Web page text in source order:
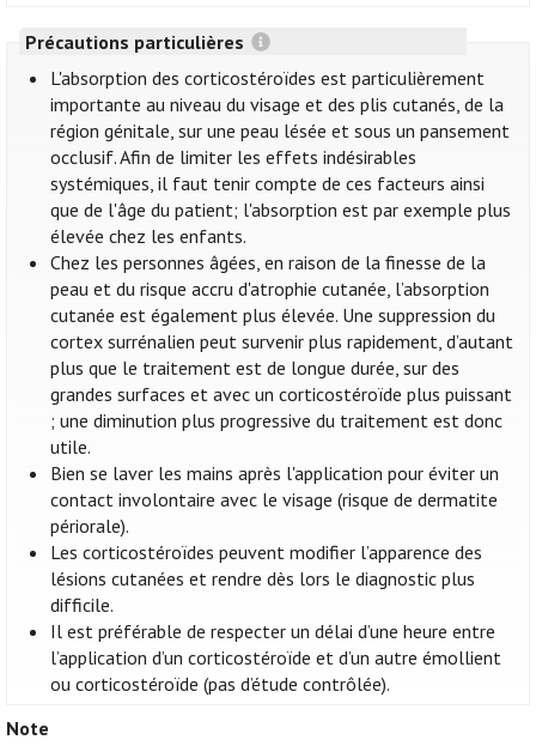
Précautions particulières
L'absorption des corticostéroïdes est particulièrement
importante au niveau du visage et des plis cutanés, de la
région génitale, sur une peau lésée et sous un pansement
occlusif. Afin de limiter les effets indésirables
systémiques, il faut tenir compte de ces facteurs ainsi
que de l'âge du patient; l'absorption est par exemple plus
élevée chez les enfants.
Chez les personnes âgées, en raison de la finesse de la
peau et du risque accru d'atrophie cutanée, l’absorption
cutanée est également plus élevée. Une suppression du
cortex surrénalien peut survenir plus rapidement, d’autant
plus que le traitement est de longue durée, sur des
grandes surfaces et avec un corticostéroïde plus puissant
; une diminution plus progressive du traitement est donc
utile.
Bien se laver les mains après l'application pour éviter un
contact involontaire avec le visage (risque de dermatite
périorale).
Les corticostéroïdes peuvent modifier l’apparence des
lésions cutanées et rendre dès lors le diagnostic plus
difficile.
Il est préférable de respecter un délai d’une heure entre
l’application d’un corticostéroïde et d’un autre émollient
ou corticostéroïde (pas d’étude contrôlée).
Note